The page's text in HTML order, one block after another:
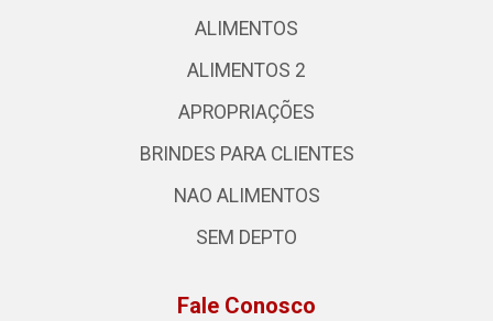
ALIMENTOS
ALIMENTOS 2
APROPRIAÇÕES
BRINDES PARA CLIENTES
NAO ALIMENTOS
SEM DEPTO
Fale Conosco